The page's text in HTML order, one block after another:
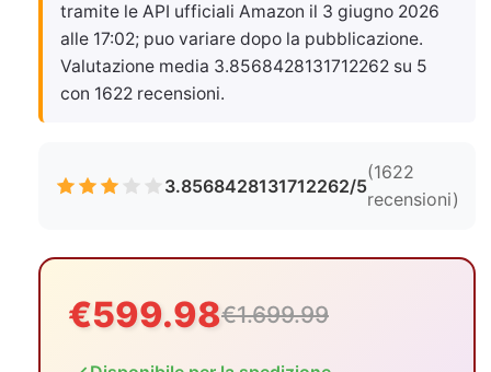
tramite le API ufficiali Amazon il 3 giugno 2026
alle 17:02; puo variare dopo la pubblicazione.
Valutazione media 3.8568428131712262 su 5
con 1622 recensioni.
3.8568428131712262/5
(1622
recensioni)
€599.98€1.699.99